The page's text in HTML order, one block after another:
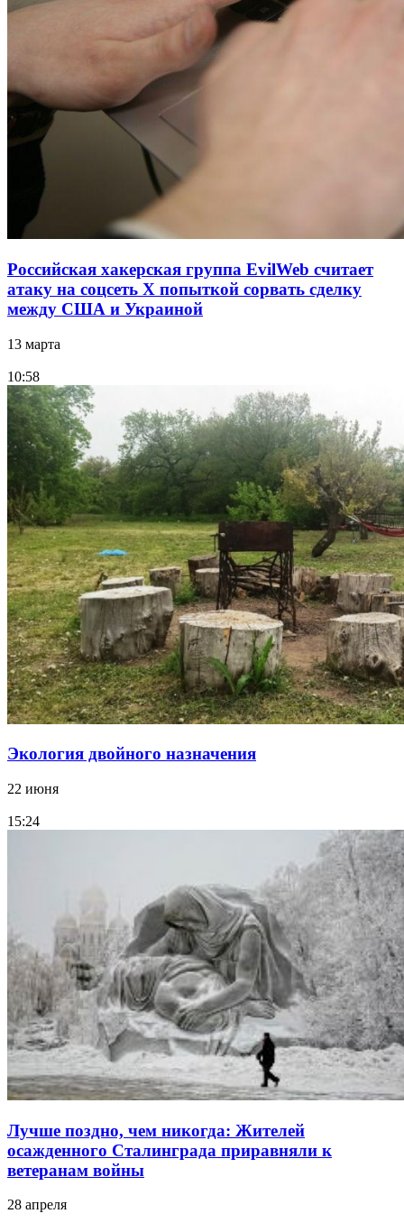
Российская хакерская группа EvilWeb считает
атаку на соцсеть Х попыткой сорвать сделку
между США и Украиной
13 марта
10:58
Экология двойного назначения
22 июня
15:24
Лучше поздно, чем никогда: Жителей
осажденного Сталинграда приравняли к
ветеранам войны
28 апреля